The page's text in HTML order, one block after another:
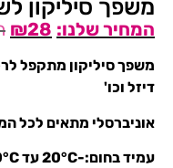
משפך סיליקון
₪28
משפך סיליקון מתקפל
דיזל וכו'
אוניברסלי מתאים לכל
עמיד בחום:-20°C עד 220°C.